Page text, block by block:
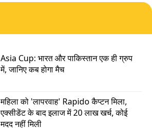
Asia Cup: भारत और पाकिस्तान एक ही ग्रुप
में, जानिए कब होगा मैच
महिला को 'लापरवाह' Rapido कैप्टन मिला,
एक्सीडेंट के बाद इलाज में 20 लाख खर्च, कोई
मदद नहीं मिली